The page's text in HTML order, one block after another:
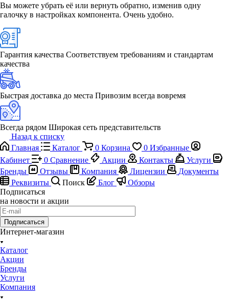
Вы можете убрать её или вернуть обратно, изменив одну
галочку в настройках компонента. Очень удобно.
Гарантия качества Соответствуем требованиям и стандартам
качества
Быстрая доставка до места Привозим всегда вовремя
Всегда рядом Широкая сеть представительств
Назад к списку
Главная
Каталог 0 Корзина 0 Избранные
Кабинет
0 Сравнение Акции Контакты
Услуги
Бренды
Отзывы Компания Лицензии
Документы
Реквизиты
Поиск Блог
Обзоры
Подписаться
на новости и акции
Подписаться
Интернет-магазин
Каталог
Акции
Бренды
Услуги
Компания